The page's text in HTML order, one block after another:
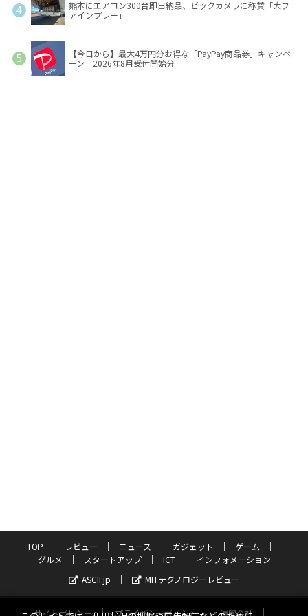
熊本にエアコン300台即日納品、ビックカメラに称賛「大フ
ァインプレー」
【今日から】最大4万円分お得な「PayPay商品券」キャンペ
ーン 2026年8月受付開始分
TOP レビュー ニュース ガジェット
ゲーム
グルメ
スタートアップ ICT
インフォメーション
ASCII.jp
MITテクノロジーレビュー
サイトポリシー プライバシーポリシー 運営会社